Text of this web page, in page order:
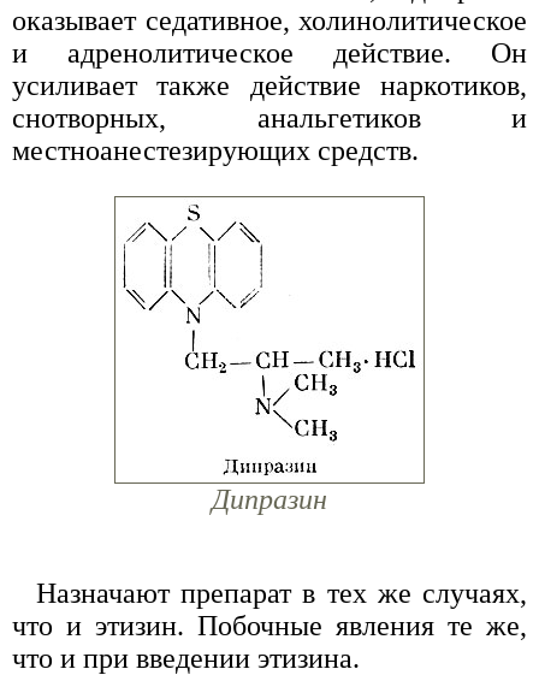
оказывает седативное, холинолитическое
и адренолитическое действие. Он
усиливает также действие наркотиков,
снотворных, анальгетиков и
местноанестезирующих средств.
Дипразин
Назначают препарат в тех же случаях,
что и этизин. Побочные явления те же,
что и при введении этизина.